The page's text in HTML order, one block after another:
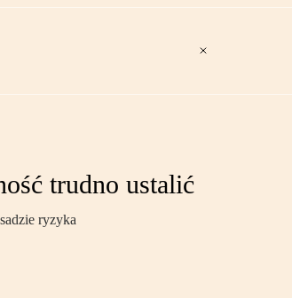
trudno ustalić
ryzyka